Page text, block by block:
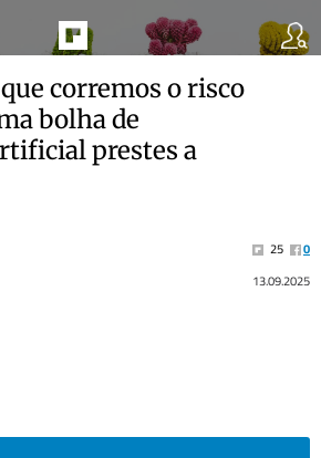
corremos o risco
bolha de
prestes a
25
0
13.09.2025